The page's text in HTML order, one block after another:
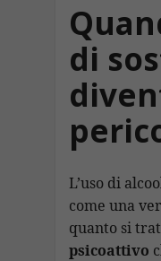
di
L’uso di
come una
quanto si
psicoattivo